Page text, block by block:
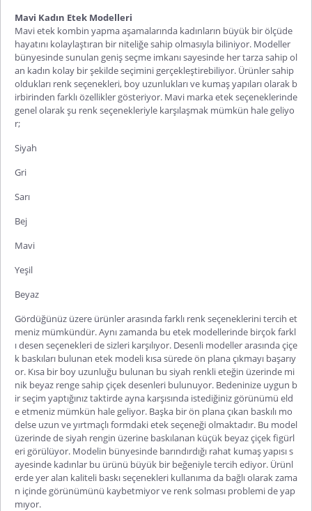
Mavi Kadın Etek Modelleri
Mavi etek kombin yapma aşamalarında kadınların büyük bir ölçüde
hayatını kolaylaştıran bir niteliğe sahip olmasıyla biliniyor. Modeller
bünyesinde sunulan geniş seçme imkanı sayesinde her tarza sahip ol
an kadın kolay bir şekilde seçimini gerçekleştirebiliyor. Ürünler sahip
oldukları renk seçenekleri, boy uzunlukları ve kumaş yapıları olarak b
irbirinden farklı özellikler gösteriyor. Mavi marka etek seçeneklerinde
genel olarak şu renk seçenekleriyle karşılaşmak mümkün hale geliyo
r;
Siyah
Gri
Sarı
Bej
Mavi
Yeşil
Beyaz
Gördüğünüz üzere ürünler arasında farklı renk seçeneklerini tercih et
meniz mümkündür. Aynı zamanda bu etek modellerinde birçok farkl
ı desen seçenekleri de sizleri karşılıyor. Desenli modeller arasında çiçe
k baskıları bulunan etek modeli kısa sürede ön plana çıkmayı başarıy
or. Kısa bir boy uzunluğu bulunan bu siyah renkli eteğin üzerinde mi
nik beyaz renge sahip çiçek desenleri bulunuyor. Bedeninize uygun b
ir seçim yaptığınız taktirde ayna karşısında istediğiniz görünümü eld
e etmeniz mümkün hale geliyor. Başka bir ön plana çıkan baskılı mo
delse uzun ve yırtmaçlı formdaki etek seçeneği olmaktadır. Bu model
üzerinde de siyah rengin üzerine baskılanan küçük beyaz çiçek figürl
eri görülüyor. Modelin bünyesinde barındırdığı rahat kumaş yapısı s
ayesinde kadınlar bu ürünü büyük bir beğeniyle tercih ediyor. Ürünl
erde yer alan kaliteli baskı seçenekleri kullanıma da bağlı olarak zama
n içinde görünümünü kaybetmiyor ve renk solması problemi de yap
mıyor.